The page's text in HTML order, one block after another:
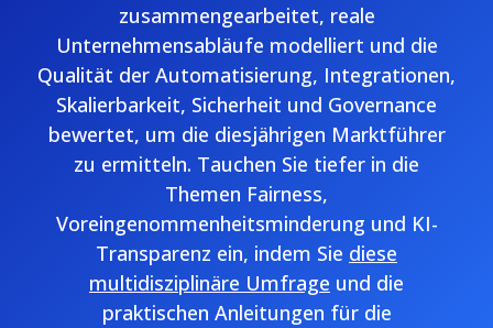
zusammengearbeitet, reale
Unternehmensabläufe modelliert und die
Qualität der Automatisierung, Integrationen,
Skalierbarkeit, Sicherheit und Governance
bewertet, um die diesjährigen Marktführer
zu ermitteln. Tauchen Sie tiefer in die
Themen Fairness,
Voreingenommenheitsminderung und KI-
Transparenz ein, indem Sie diese
multidisziplinäre Umfrage und die
praktischen Anleitungen für die